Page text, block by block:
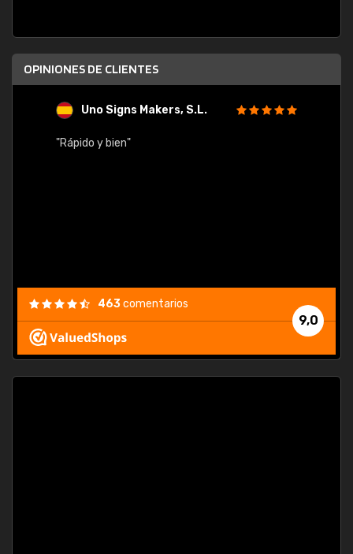
OPINIONES DE CLIENTES
Uno Signs Makers, S.L.
"Rápido y bien"
9,0
463comentarios